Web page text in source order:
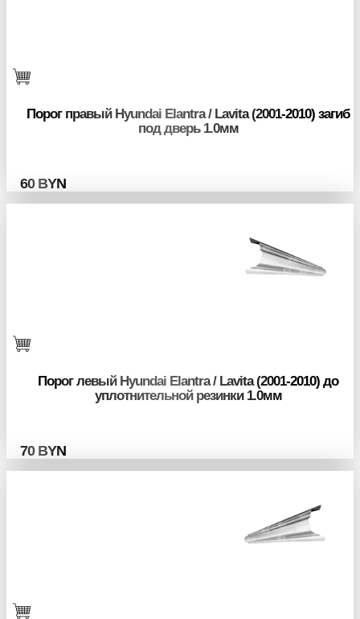
Порог правый Hyundai Elantra / Lavita (2001-2010) загиб
под дверь 1.0мм
60 BYN
Порог левый Hyundai Elantra / Lavita (2001-2010) до
уплотнительной резинки 1.0мм
70 BYN